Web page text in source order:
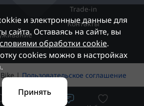
Trade-in
Контакты
Bike |Пользовательское соглашение
и электронные данные для
сайта. Оставаясь на сайте, вы
обработки cookie.
cookies можно в настройках
Принять